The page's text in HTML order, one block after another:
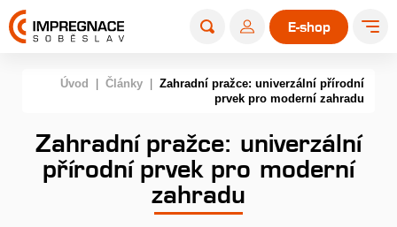
E-shop
Úvod Články
Zahradní pražce: univerzální přírodní
prvek pro moderní zahradu
Zahradní pražce: univerzální
přírodní prvek pro moderní
zahradu